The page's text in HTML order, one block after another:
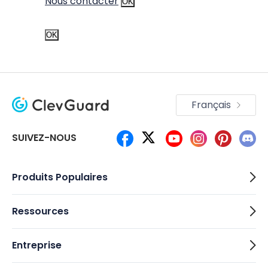
OK
SUIVEZ-NOUS
Français
Produits Populaires
Ressources
Entreprise